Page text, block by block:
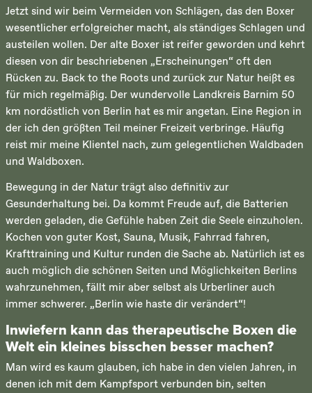
Jetzt sind wir beim Vermeiden von Schlägen, das den Boxer
wesentlicher erfolgreicher macht, als ständiges Schlagen und
austeilen wollen. Der alte Boxer ist reifer geworden und kehrt
diesen von dir beschriebenen „Erscheinungen“ oft den
Rücken zu. Back to the Roots und zurück zur Natur heißt es
für mich regelmäßig. Der wundervolle Landkreis Barnim 50
km nordöstlich von Berlin hat es mir angetan. Eine Region in
der ich den größten Teil meiner Freizeit verbringe. Häufig
reist mir meine Klientel nach, zum gelegentlichen Waldbaden
und Waldboxen.
Bewegung in der Natur trägt also definitiv zur
Gesunderhaltung bei. Da kommt Freude auf, die Batterien
werden geladen, die Gefühle haben Zeit die Seele einzuholen.
Kochen von guter Kost, Sauna, Musik, Fahrrad fahren,
Krafttraining und Kultur runden die Sache ab. Natürlich ist es
auch möglich die schönen Seiten und Möglichkeiten Berlins
wahrzunehmen, fällt mir aber selbst als Urberliner auch
immer schwerer. „Berlin wie haste dir verändert“!
Inwiefern kann das therapeutische Boxen die
Welt ein kleines bisschen besser machen?
Man wird es kaum glauben, ich habe in den vielen Jahren, in
denen ich mit dem Kampfsport verbunden bin, selten